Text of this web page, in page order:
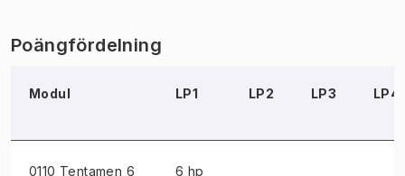
Poängfördelning
Modul LP1 LP2 LP3 LP4
0110 Tentamen 6 6 hp